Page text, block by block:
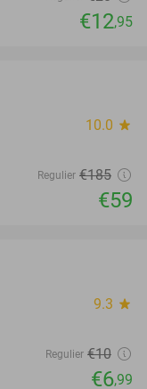
€12,95
10.0 star
Regulier €185
€59
9.3 star
Regulier €10
€6,99